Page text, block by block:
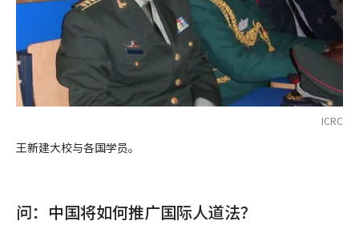
ICRC
王新建大校与各国学员。
问：中国将如何推广国际人道法？